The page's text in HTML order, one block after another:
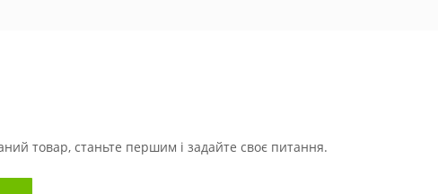
товар, станьте першим і задайте своє питання.